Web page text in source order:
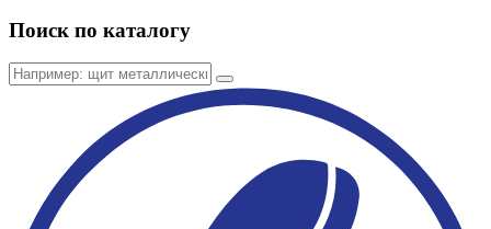
Поиск по каталогу